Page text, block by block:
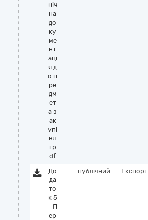
ніч
на
до
ку
ме
нт
аці
я д
о п
ре
дм
ет
а з
ак
упі
вл
і.p
df
До
да
то
к 5
- П
ер
публічний